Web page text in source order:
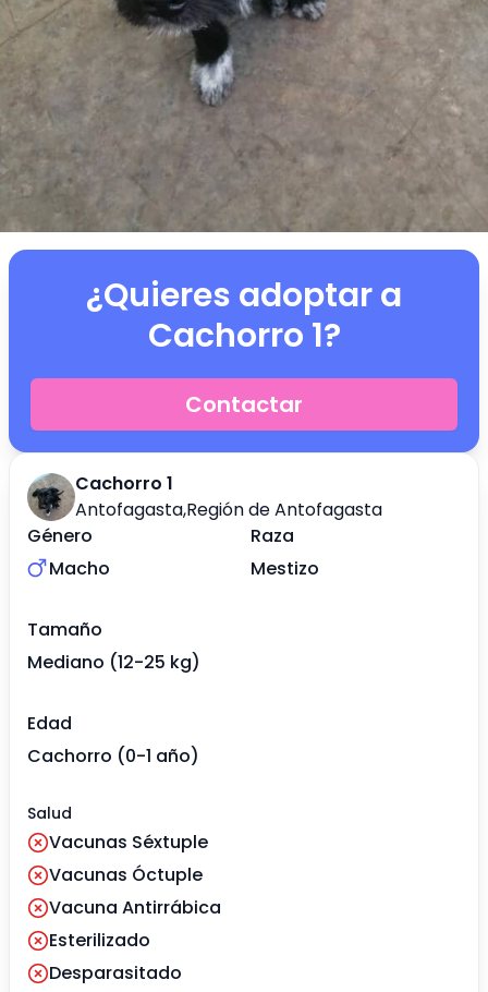
Cachorro 1
Antofagasta,Región de Antofagasta
Género
Macho
Raza
Mestizo
Tamaño
Mediano (12-25 kg)
Edad
Cachorro (0-1 año)
Salud
Vacunas Séxtuple
Vacunas Óctuple
Vacuna Antirrábica
Esterilizado
Desparasitado
¿Quieres adoptar a
Cachorro 1?
Contactar